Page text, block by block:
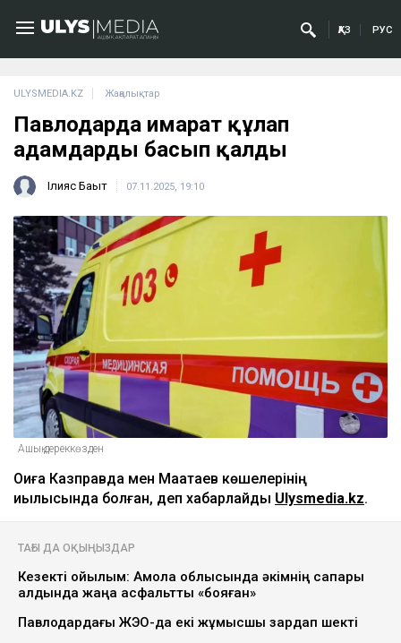
ҚАЗ РУС
ULYSMEDIA.KZ Жаңалықтар
Павлодарда ғимарат құлап
адамдарды басып қалды
Ілияс Бақыт 07.11.2025, 19:10
Ашық дереккөзден
Оқиға Казправда мен Мақатаев көшелерінің
қиылысында болған, деп хабарлайды Ulysmedia.kz.
ТАҒЫ ДА ОҚЫҢЫЗДАР
Кезекті қойылым: Ақмола облысында әкімнің сапары
алдында жаңа асфальтты «бояған»
Павлодардағы ЖЭО-да екі жұмысшы зардап шекті